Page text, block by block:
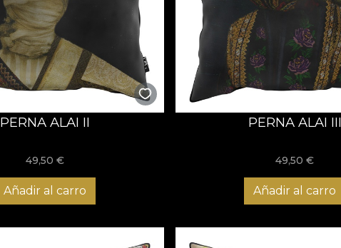
PERNA ALAI II
49,50€
Añadir al carro
PERNA ALAI III
49,50€
Añadir al carro